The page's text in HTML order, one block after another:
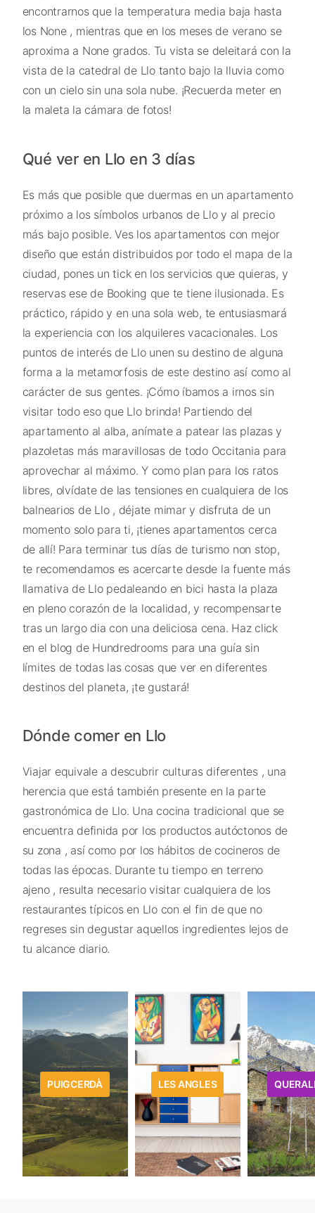
encontrarnos que la temperatura media baja hasta
los None , mientras que en los meses de verano se
aproxima a None grados. Tu vista se deleitará con la
vista de la catedral de Llo tanto bajo la lluvia como
con un cielo sin una sola nube. ¡Recuerda meter en
la maleta la cámara de fotos!
Qué ver en Llo en 3 días
Es más que posible que duermas en un apartamento
próximo a los símbolos urbanos de Llo y al precio
más bajo posible. Ves los apartamentos con mejor
diseño que están distribuidos por todo el mapa de la
ciudad, pones un tick en los servicios que quieras, y
reservas ese de Booking que te tiene ilusionada. Es
práctico, rápido y en una sola web, te entusiasmará
la experiencia con los alquileres vacacionales. Los
puntos de interés de Llo unen su destino de alguna
forma a la metamorfosis de este destino así como al
carácter de sus gentes. ¡Cómo íbamos a irnos sin
visitar todo eso que Llo brinda! Partiendo del
apartamento al alba, anímate a patear las plazas y
plazoletas más maravillosas de todo Occitania para
aprovechar al máximo. Y como plan para los ratos
libres, olvídate de las tensiones en cualquiera de los
balnearios de Llo , déjate mimar y disfruta de un
momento solo para ti, ¡tienes apartamentos cerca
de allí! Para terminar tus días de turismo non stop,
te recomendamos es acercarte desde la fuente más
llamativa de Llo pedaleando en bici hasta la plaza
en pleno corazón de la localidad, y recompensarte
tras un largo dia con una deliciosa cena. Haz click
en el blog de Hundredrooms para una guía sin
límites de todas las cosas que ver en diferentes
destinos del planeta, ¡te gustará!
Dónde comer en Llo
Viajar equivale a descubrir culturas diferentes , una
herencia que está también presente en la parte
gastronómica de Llo. Una cocina tradicional que se
encuentra definida por los productos autóctonos de
su zona , así como por los hábitos de cocineros de
todas las épocas. Durante tu tiempo en terreno
ajeno , resulta necesario visitar cualquiera de los
restaurantes típicos en Llo con el fin de que no
regreses sin degustar aquellos ingredientes lejos de
tu alcance diario.
PUIGCERDÀ LES ANGLES